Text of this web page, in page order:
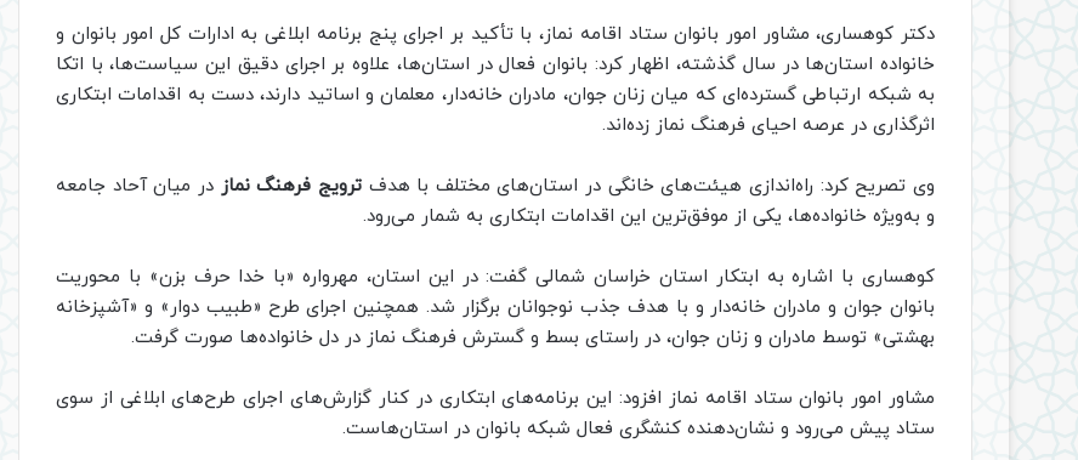
دکتر کوهساری، مشاور امور بانوان ستاد اقامه نماز، با تأکید بر اجرای پنج برنامه ابلاغی به ادارات کل امور بانوان و
خانواده استان‌ها در سال گذشته، اظهار کرد: بانوان فعال در استان‌ها، علاوه بر اجرای دقیق این سیاست‌ها، با اتکا
به شبکه ارتباطی گسترده‌ای که میان زنان جوان، مادران خانه‌دار، معلمان و اساتید دارند، دست به اقدامات ابتکاری
اثرگذاری در عرصه احیای فرهنگ نماز زده‌اند.
وی تصریح کرد: راه‌اندازی هیئت‌های خانگی در استان‌های مختلف با هدفترویج فرهنگ نماز در میان آحاد جامعه
و به‌ویژه خانواده‌ها، یکی از موفق‌ترین این اقدامات ابتکاری به شمار می‌رود.
کوهساری با اشاره به ابتکار استان خراسان شمالی گفت: در این استان، مهرواره «با خدا حرف بزن» با محوریت
بانوان جوان و مادران خانه‌دار و با هدف جذب نوجوانان برگزار شد. همچنین اجرای طرح «طبیب دوار» و «آشپزخانه
بهشتی» توسط مادران و زنان جوان، در راستای بسط و گسترش فرهنگ نماز در دل خانواده‌ها صورت گرفت.
مشاور امور بانوان ستاد اقامه نماز افزود: این برنامه‌های ابتکاری در کنار گزارش‌های اجرای طرح‌های ابلاغی از سوی
ستاد پیش می‌رود و نشان‌دهنده کنشگری فعال شبکه بانوان در استان‌هاست.